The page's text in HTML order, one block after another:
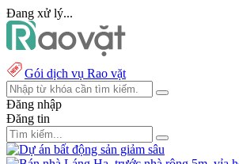
Đang xử lý...
Gói dịch vụ Rao vặt
Đăng nhập
Đăng tin